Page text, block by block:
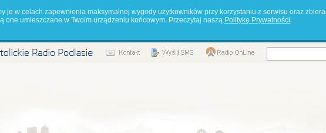
w celach zapewnienia maksymalnej wygody użytkowników przy korzystaniu z serwisu oraz
umieszczane w Twoim urządzeniu końcowym. Przeczytaj naszą Politykę Prywatności.